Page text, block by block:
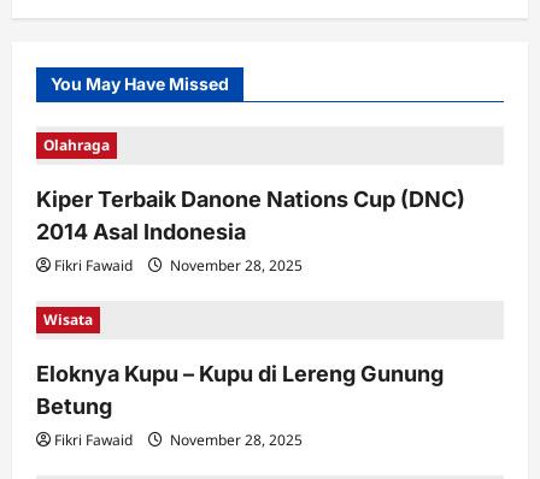
You May Have Missed
Olahraga
Kiper Terbaik Danone Nations Cup (DNC)
2014 Asal Indonesia
Fikri Fawaid November 28, 2025
Wisata
Eloknya Kupu – Kupu di Lereng Gunung
Betung
Fikri Fawaid November 28, 2025